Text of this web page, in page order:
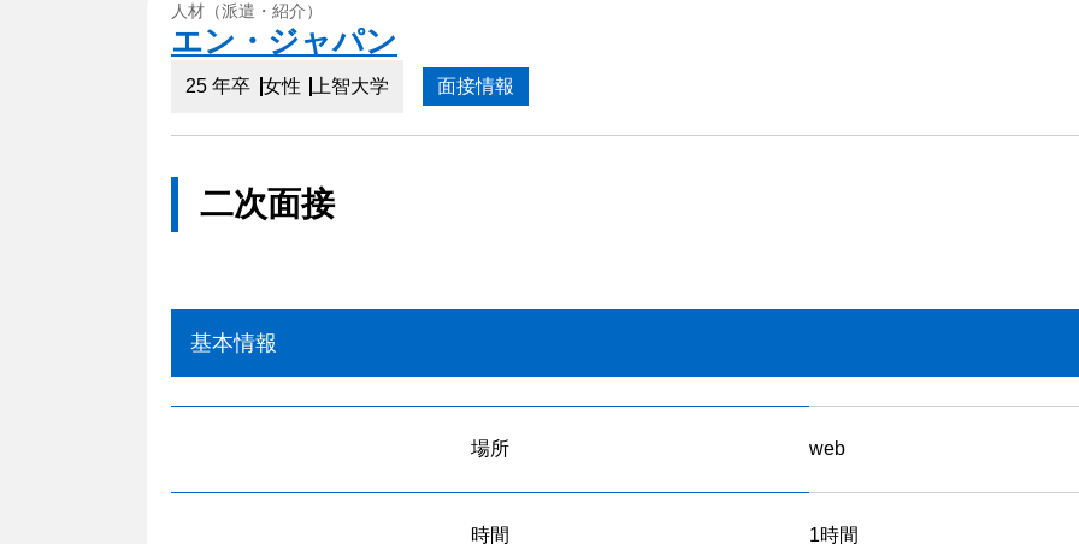
人材（派遣・紹介）
エン・ジャパン
25 年卒 女性 上智大学 面接情報
二次面接
基本情報
場所 web
時間 1時間